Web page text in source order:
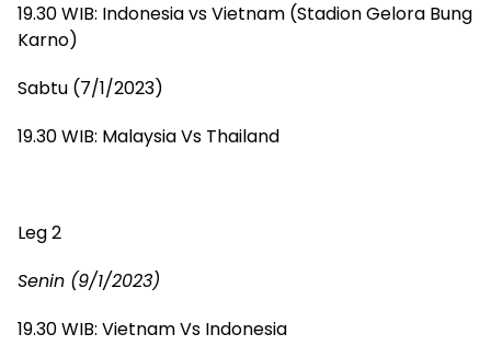
19.30 WIB: Indonesia vs Vietnam (Stadion Gelora Bung
Karno)
Sabtu (7/1/2023)
19.30 WIB: Malaysia Vs Thailand
Leg 2
Senin (9/1/2023)
19.30 WIB: Vietnam Vs Indonesia